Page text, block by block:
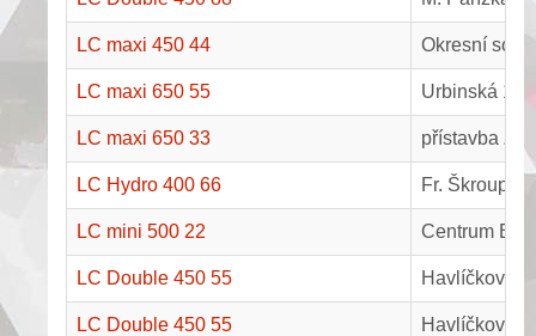
LC maxi 450 44 Okresní
LC maxi 650 55 Urbinská
LC maxi 650 33 přístavba ZŠ
LC Hydro 400 66 Fr. Škroupa
LC mini 500 22 Centrum
LC Double 450 55 Havlíčkova
LC Double 450 55 Havlíčkova